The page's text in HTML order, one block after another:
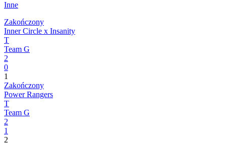
Inne
Zakończony
Inner Circle x Insanity
T
Team G
2
0
1
Zakończony
Power Rangers
T
Team G
2
1
2